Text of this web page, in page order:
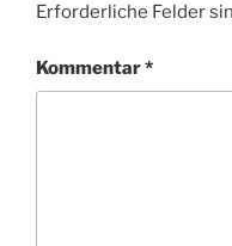
Erforderliche Felder
Kommentar*